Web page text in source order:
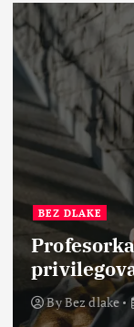
BEZ DLAKE
ByBez dlake